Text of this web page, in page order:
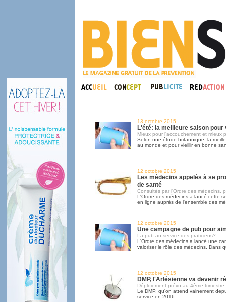
13 octobre 2015
L'été: la meilleure saison pour
Mieux pour l'accouchement et mieux
Selon une étude britannique, la
au monde et pour vieillir en bonne
12 octobre 2015
Les médecins appelés à se
de santé
Consultés par l'Ordre des médecins,
L'Ordre des médecins a lancé cette
en ligne auprès de l'ensemble des
12 octobre 2015
Une campagne de pub pour
La pub au service des praticiens?
L'Ordre des médecins a lancé une
valoriser le rôle des médecins. Dans
12 octobre 2015
DMP, l'Arlésienne va devenir
Déploiement prévu au 4ème trimestre
Le DMP, qu'on attend vainement
service en 2016